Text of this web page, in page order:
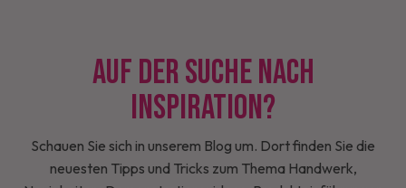
Auf der Suche nach
Inspiration?
Schauen Sie sich in unserem Blog um. Dort finden Sie die
neuesten Tipps und Tricks zum Thema Handwerk,